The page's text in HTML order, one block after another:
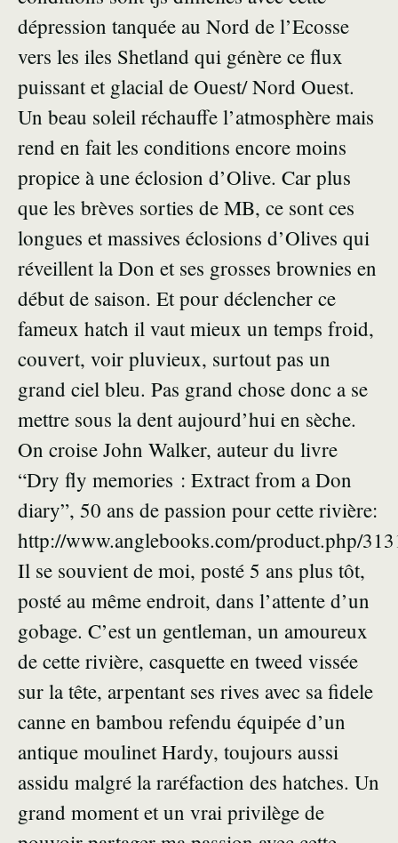
dépression tanquée au Nord de l’Ecosse
vers les iles Shetland qui génère ce flux
puissant et glacial de Ouest/ Nord Ouest.
Un beau soleil réchauffe l’atmosphère mais
rend en fait les conditions encore moins
propice à une éclosion d’Olive. Car plus
que les brèves sorties de MB, ce sont ces
longues et massives éclosions d’Olives qui
réveillent la Don et ses grosses brownies en
début de saison. Et pour déclencher ce
fameux hatch il vaut mieux un temps froid,
couvert, voir pluvieux, surtout pas un
grand ciel bleu. Pas grand chose donc a se
mettre sous la dent aujourd’hui en sèche.
On croise John Walker, auteur du livre
“Dry fly memories : Extract from a Don
diary”, 50 ans de passion pour cette rivière:
http://www.anglebooks.com/product.php/
Il se souvient de moi, posté 5 ans plus tôt,
posté au même endroit, dans l’attente d’un
gobage. C’est un gentleman, un amoureux
de cette rivière, casquette en tweed vissée
sur la tête, arpentant ses rives avec sa fidele
canne en bambou refendu équipée d’un
antique moulinet Hardy, toujours aussi
assidu malgré la raréfaction des hatches. Un
grand moment et un vrai privilège de